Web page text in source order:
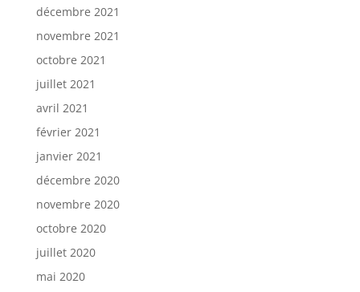
décembre 2021
novembre 2021
octobre 2021
juillet 2021
avril 2021
février 2021
janvier 2021
décembre 2020
novembre 2020
octobre 2020
juillet 2020
mai 2020